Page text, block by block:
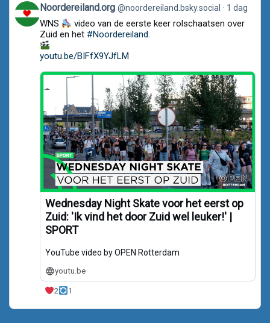
View
post
by
Noordereiland.org
Noordereiland.org @noordereiland.bsky.social 1 dag
WNS
video van de eerste keer rolschaatsen over
Zuid en het #Noordereiland.
youtu.be/BIFfX9YJfLM
Wednesday Night Skate voor het eerst op
Zuid: 'Ik vind het door Zuid wel leuker!' |
SPORT
YouTube video by OPEN Rotterdam
youtu.be
2 1